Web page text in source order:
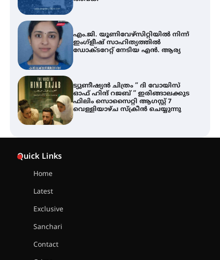
ട്യുണീഷ്യൻ ചിത്രം ” ദി വോയിസ്
ഓഫ് ഹിന്ദ് റജബ് ” ഇരിങ്ങാലക്കുട
ഫിലിം സൊസൈറ്റി ആഗസ്റ്റ് 7
വെള്ളിയാഴ്ച സ്‌ക്രീൻ ചെയ്യുന്നു
തിരനോട്ടം ‘അരങ്ങ് 2026’ ഉണർന്നു
Quick Links
Home
Latest
Exclusive
Sanchari
Contact